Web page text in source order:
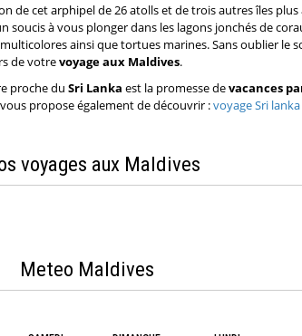
de cet arphipel de 26 atolls et de trois autres îles
à vous plonger dans les lagons jonchés de
ainsi que tortues marines. Sans oublier le
de votrevoyage aux Maldives.
proche du Sri Lanka est la promesse devacances
propose également de découvrir :voyage Sri lanka
voyages aux Maldives
Meteo Maldives